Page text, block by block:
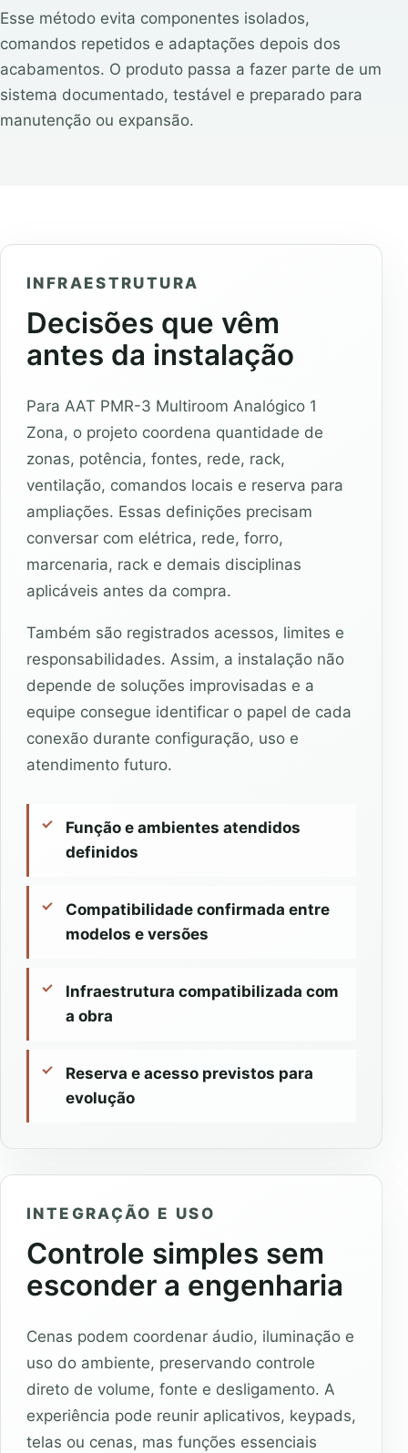
Esse método evita componentes isolados,
comandos repetidos e adaptações depois dos
acabamentos. O produto passa a fazer parte de um
sistema documentado, testável e preparado para
manutenção ou expansão.
INFRAESTRUTURA
Decisões que vêm
antes da instalação
Para AAT PMR-3 Multiroom Analógico 1
Zona, o projeto coordena quantidade de
zonas, potência, fontes, rede, rack,
ventilação, comandos locais e reserva para
ampliações. Essas definições precisam
conversar com elétrica, rede, forro,
marcenaria, rack e demais disciplinas
aplicáveis antes da compra.
Também são registrados acessos, limites e
responsabilidades. Assim, a instalação não
depende de soluções improvisadas e a
equipe consegue identificar o papel de cada
conexão durante configuração, uso e
atendimento futuro.
Função e ambientes atendidos
definidos
Compatibilidade confirmada entre
modelos e versões
Infraestrutura compatibilizada com
a obra
Reserva e acesso previstos para
evolução
INTEGRAÇÃO E USO
Controle simples sem
esconder a engenharia
Cenas podem coordenar áudio, iluminação e
uso do ambiente, preservando controle
direto de volume, fonte e desligamento. A
experiência pode reunir aplicativos, keypads,
telas ou cenas, mas funções essenciais